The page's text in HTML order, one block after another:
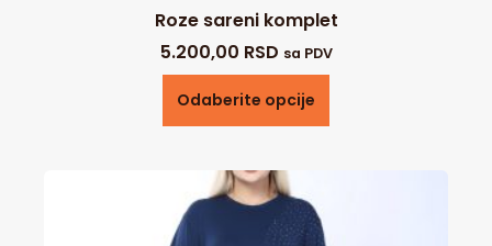
Roze sareni komplet
5.200,00 RSD sa PDV
Odaberite opcije